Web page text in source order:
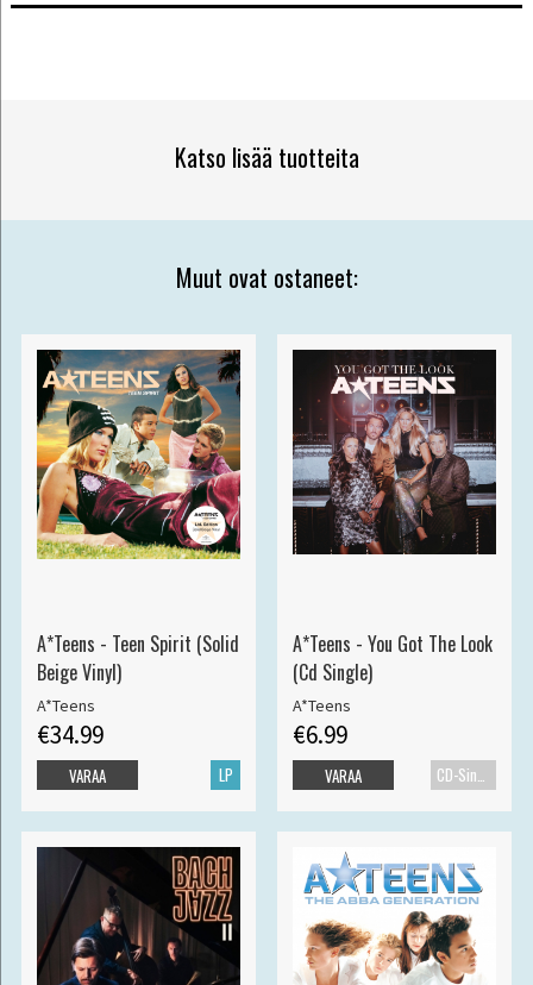
Katso lisää tuotteita
Muut ovat ostaneet:
A*Teens - Teen Spirit (Solid
Beige Vinyl)
A*Teens
€34.99
LP
VARAA
A*Teens - You Got The Look
(Cd Single)
A*Teens
€6.99
VARAA